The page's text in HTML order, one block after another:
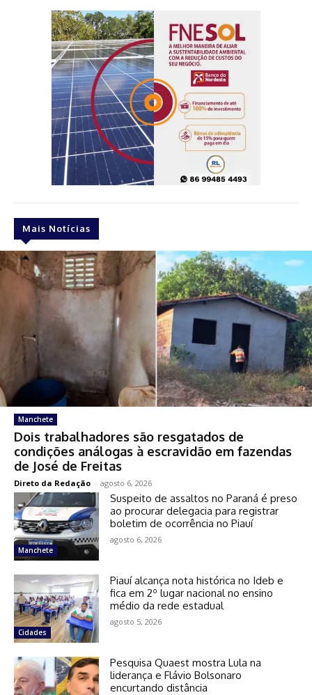
Mais Notícias
Manchete
Dois trabalhadores são resgatados de
condições análogas à escravidão em fazendas
de José de Freitas
Direto da Redação - agosto 6, 2026
Manchete
Suspeito de assaltos no Paraná é preso
ao procurar delegacia para registrar
boletim de ocorrência no Piauí
agosto 6, 2026
Cidades
Piauí alcança nota histórica no Ideb e
fica em 2º lugar nacional no ensino
médio da rede estadual
agosto 5, 2026
Pesquisa Quaest mostra Lula na
liderança e Flávio Bolsonaro
encurtando distância